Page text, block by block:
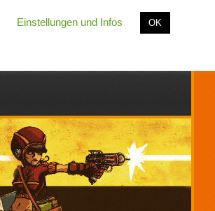
Einstellungen und Infos OK